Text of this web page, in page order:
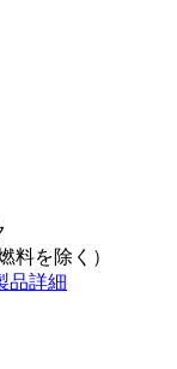
料を除く）
品詳細